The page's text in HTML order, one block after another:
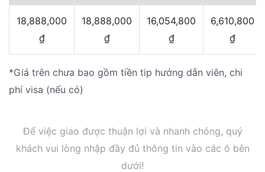
18,888,000
₫
18,888,000
₫
16,054,800
₫
6,610,800
₫
*Giá trên chưa bao gồm tiền tip hướng dẫn viên, chi
phí visa (nếu có)
Để việc giao được thuận lợi và nhanh chóng, quý
khách vui lòng nhập đầy đủ thông tin vào các ô bên
dưới!